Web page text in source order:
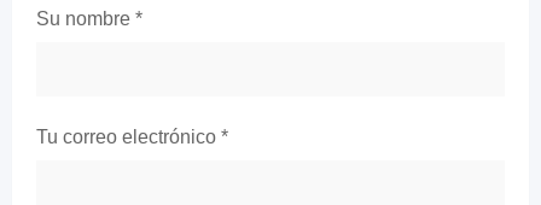
Su nombre *
Tu correo electrónico *